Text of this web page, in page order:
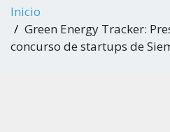
Inicio
Green Energy Tracker:
concurso de startups de